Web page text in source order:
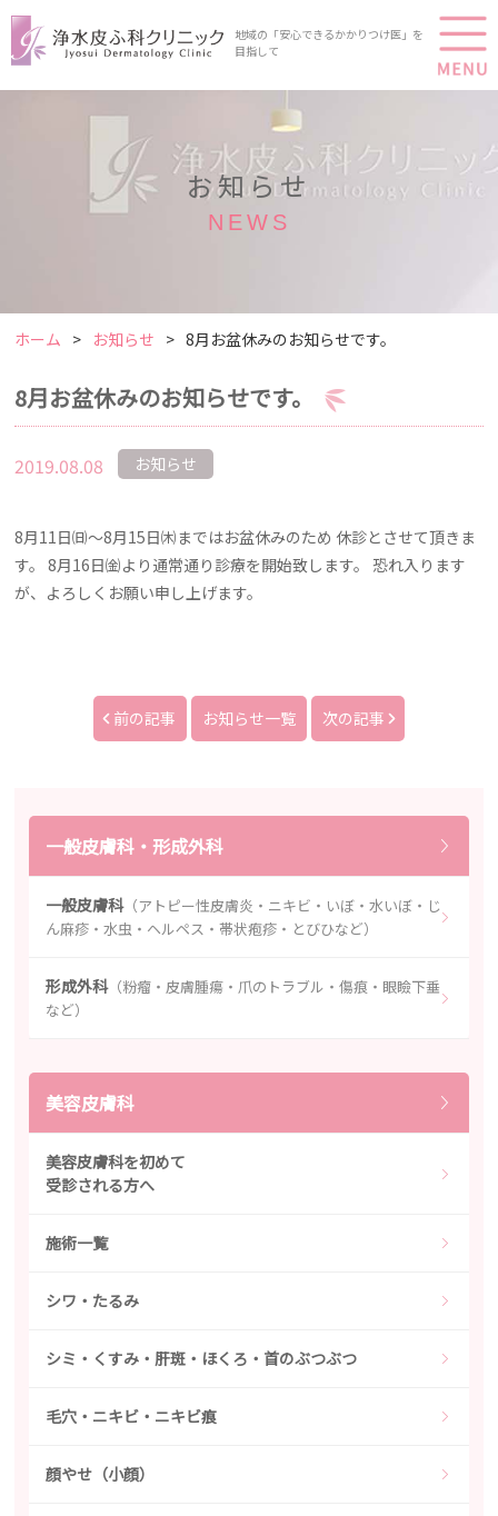
地域の「安心できるかかりつけ医」を
目指して
お知らせ
NEWS
ホーム お知らせ 8月お盆休みのお知らせです。
8月お盆休みのお知らせです。
2019.08.08 お知らせ
8月11日㈰～8月15日㈭まではお盆休みのため 休診とさせて頂きま
す。 8月16日㈮より通常通り診療を開始致します。 恐れ入ります
が、よろしくお願い申し上げます。
前の記事 お知らせ一覧 次の記事
一般皮膚科・形成外科
一般皮膚科（アトピー性皮膚炎・ニキビ・いぼ・水いぼ・じ
ん麻疹・水虫・ヘルペス・帯状疱疹・とびひなど）
形成外科（粉瘤・皮膚腫瘍・爪のトラブル・傷痕・眼瞼下垂
など）
美容皮膚科
美容皮膚科を初めて
受診される方へ
施術一覧
シワ・たるみ
シミ・くすみ・肝斑・ほくろ・首のぶつぶつ
毛穴・ニキビ・ニキビ痕
顔やせ（小顔）